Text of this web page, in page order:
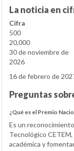
La noticia en
Cifra
500
20,000
30 de noviembre de
2026
16 de febrero de
Preguntas
¿Qué es el Premio
Es un
Tecnológico
académica y